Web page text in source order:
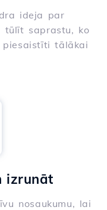
ideja par
tūlīt saprastu, ko
tālākai
izrunāt
nosaukumu, lai